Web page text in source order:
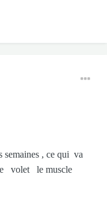
semaines , ce qui va
volet le muscle